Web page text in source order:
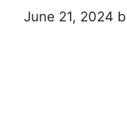
June 21, 2024